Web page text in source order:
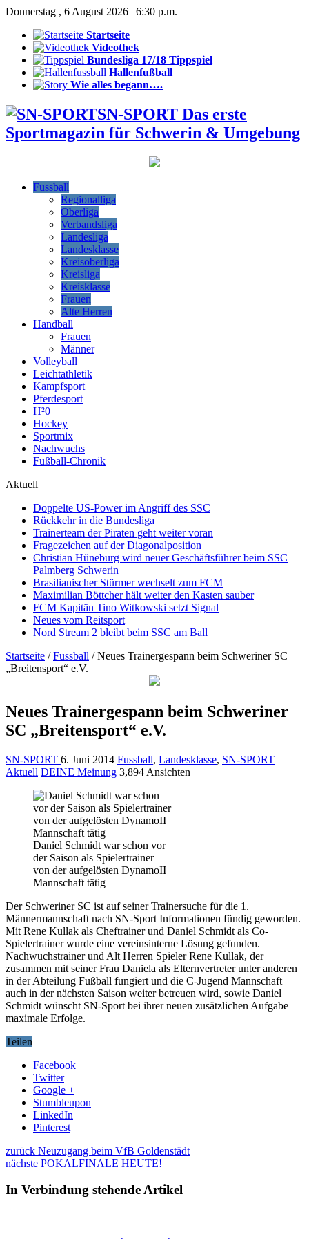
Donnerstag , 6 August 2026 | 6:30 p.m.
Startseite
Videothek
Bundesliga 17/18 Tippspiel
Hallenfußball
Wie alles begann….
SN-SPORT Das erste
Sportmagazin für Schwerin & Umgebung
Fussball
Regionalliga
Oberliga
Verbandsliga
Landesliga
Landesklasse
Kreisoberliga
Kreisliga
Kreisklasse
Frauen
Alte Herren
Handball
Frauen
Männer
Volleyball
Leichtathletik
Kampfsport
Pferdesport
H²0
Hockey
Sportmix
Nachwuchs
Fußball-Chronik
Aktuell
Doppelte US-Power im Angriff des SSC
Rückkehr in die Bundesliga
Trainerteam der Piraten geht weiter voran
Fragezeichen auf der Diagonalposition
Christian Hüneburg wird neuer Geschäftsführer beim SSC
Palmberg Schwerin
Brasilianischer Stürmer wechselt zum FCM
Maximilian Böttcher hält weiter den Kasten sauber
FCM Kapitän Tino Witkowski setzt Signal
Neues vom Reitsport
Nord Stream 2 bleibt beim SSC am Ball
Startseite / Fussball / Neues Trainergespann beim Schweriner SC
„Breitensport“ e.V.
Neues Trainergespann beim Schweriner
SC „Breitensport“ e.V.
SN-SPORT 6. Juni 2014 Fussball, Landesklasse, SN-SPORT
Aktuell DEINE Meinung 3,894 Ansichten
Daniel Schmidt war schon vor
der Saison als Spielertrainer
von der aufgelösten DynamoII
Mannschaft tätig
Der Schweriner SC ist auf seiner Trainersuche für die 1.
Männermannschaft nach SN-Sport Informationen fündig geworden.
Mit Rene Kullak als Cheftrainer und Daniel Schmidt als Co-
Spielertrainer wurde eine vereinsinterne Lösung gefunden.
Nachwuchstrainer und Alt Herren Spieler Rene Kullak, der
zusammen mit seiner Frau Daniela als Elternvertreter unter anderen
in der Abteilung Fußball fungiert und die C-Jugend Mannschaft
auch in der nächsten Saison weiter betreuen wird, sowie Daniel
Schmidt wünscht SN-Sport bei ihrer neuen zusätzlichen Aufgabe
maximale Erfolge.
Teilen
Facebook
Twitter
Google +
Stumbleupon
LinkedIn
Pinterest
zurück Neuzugang beim VfB Goldenstädt
nächste POKALFINALE HEUTE!
In Verbindung stehende Artikel